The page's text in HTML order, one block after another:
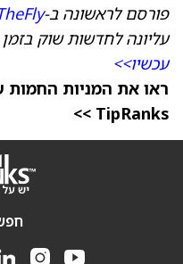
פורסם לראשונה ב-
עליונה לחדשות שוק
עכשיו>>
ראו את המניות החמות
TipRanks >>